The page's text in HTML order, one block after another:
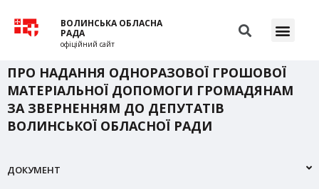
ВОЛИНСЬКА ОБЛАСНА
РАДА
офіційний сайт
ПРО НАДАННЯ ОДНОРАЗОВОЇ ГРОШОВОЇ
МАТЕРІАЛЬНОЇ ДОПОМОГИ ГРОМАДЯНАМ
ЗА ЗВЕРНЕННЯМ ДО ДЕПУТАТІВ
ВОЛИНСЬКОЇ ОБЛАСНОЇ РАДИ
ДОКУМЕНТ